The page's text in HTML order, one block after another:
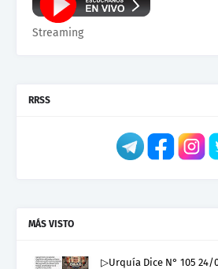
Streaming
RRSS
MÁS VISTO
▷Urquía Dice N° 105 24/